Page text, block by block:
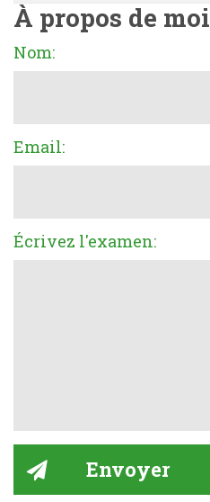
À propos de moi
Nom:
Email:
Écrivez l'examen: